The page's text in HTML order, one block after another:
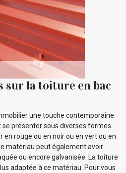
sur la toiture en bac
une touche contemporaine.
se présenter sous diverses formes
en rouge ou en noir ou en vert ou en
matériau peut également avoir
ou encore galvanisée. La toiture
adaptée à ce matériau. Pour vous